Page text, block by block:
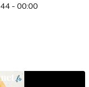
- 00:00